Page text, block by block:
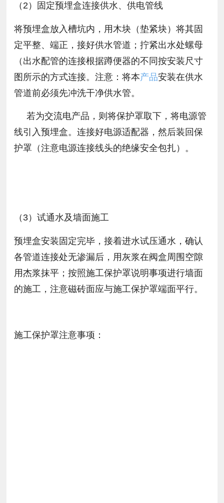
（2）固定预埋盒连接供水、供电管线
将预埋盒放入槽坑内，用木块（垫紧块）将其固
定平整、端正，接好供水管道；拧紧出水处螺母
（出水配管的连接根据蹲便器的不同按安装尺寸
图所示的方式连接。注意：将本产品安装在供水
管道前必须先冲洗干净供水管。
若为交流电产品，则将保护罩取下，将电源管
线引入预埋盒。连接好电源适配器，然后装回保
护罩（注意电源连接线头的绝缘安全包扎）。
（3）试通水及墙面施工
预埋盒安装固定完毕，接着进水试压通水，确认
各管道连接处无渗漏后，用灰浆在阀盒周围空隙
用杰浆抹平；按照施工保护罩说明事项进行墙面
的施工，注意磁砖面应与施工保护罩端面平行。
施工保护罩注意事项：